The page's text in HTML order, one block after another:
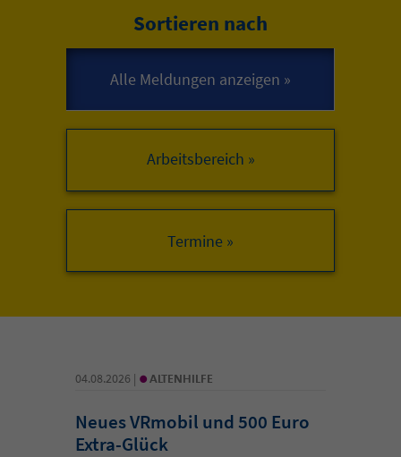
Sortieren nach
Arbeitsbereich »
04.08.2026 | • ALTENHILFE
Neues VRmobil und 500 Euro
Extra-Glück